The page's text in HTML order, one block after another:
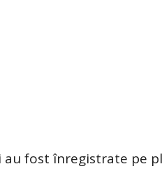
au fost înregistrate pe